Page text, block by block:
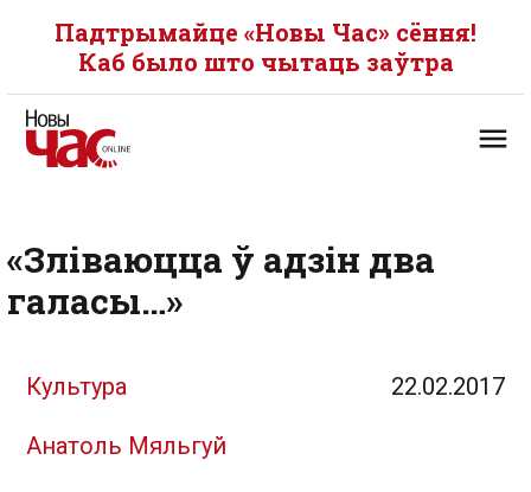
Падтрымайце «Новы Час» сёння!
Каб было што чытаць заўтра
«Зліваюцца ў адзін два
галасы…»
Культура 22.02.2017
Анатоль Мяльгуй